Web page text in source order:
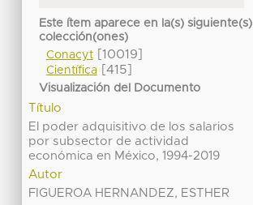
Este ítem aparece en la(s) siguiente(s)
colección(ones)
Conacyt[10019]
Científica[415]
Visualización del Documento
Título
El poder adquisitivo de los salarios
por subsector de actividad
económica en México, 1994-2019
Autor
FIGUEROA HERNANDEZ, ESTHER